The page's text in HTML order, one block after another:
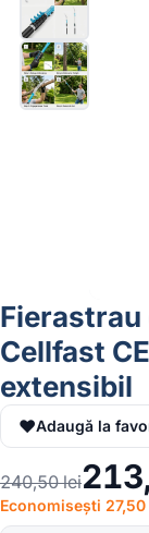
Fierastrau
Cellfast
extensibil
♥Adaugă la
240,50lei
Economisești 27,50